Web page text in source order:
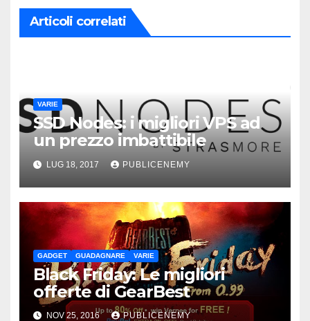
Articoli correlati
VARIE
SSD Nodes: i migliori VPS ad
un prezzo imbattibile
LUG 18, 2017 PUBLICENEMY
GADGET GUADAGNARE VARIE
Black Friday: Le migliori
offerte di GearBest
NOV 25, 2016 PUBLICENEMY